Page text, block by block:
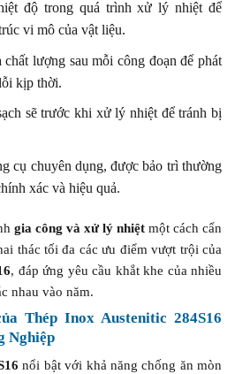
độ trong quá trình xử lý nhiệt để
vi mô của vật liệu.
lượng sau mỗi công đoạn để phát
kịp thời.
sẽ trước khi xử lý nhiệt để tránh bị
cụ chuyên dụng, được bảo trì thường
xác và hiệu quả.
gia công và xử lý nhiệt một cách cẩn
thác tối đa các ưu điểm vượt trội của
, đáp ứng yêu cầu khắt khe của nhiều
nhau vào năm.
Thép Inox Austenitic 284S16
Nghiệp
nổi bật với khả năng chống ăn mòn